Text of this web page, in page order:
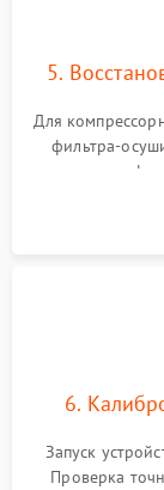
5.
Для
фильтра-
заправка
6.
Запуск
Проверка